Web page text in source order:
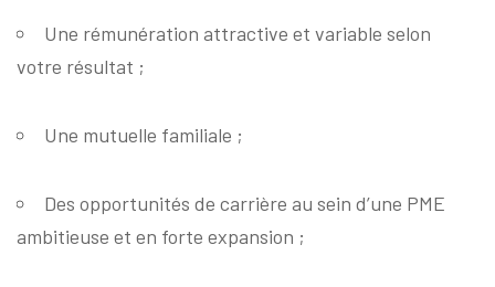
Une rémunération attractive et variable selon
votre résultat ;
Une mutuelle familiale ;
Des opportunités de carrière au sein d’une PME
ambitieuse et en forte expansion ;